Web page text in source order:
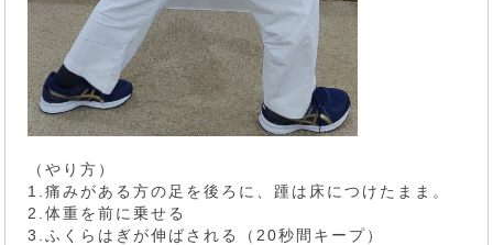
（やり方）
1.痛みがある方の足を後ろに、踵は床につけたまま。
2.体重を前に乗せる
3.ふくらはぎが伸ばされる（20秒間キープ）